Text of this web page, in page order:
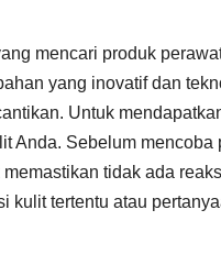
mencari produk
yang inovatif dan
Untuk
Anda. Sebelum mencoba
tidak ada
kulit tertentu atau